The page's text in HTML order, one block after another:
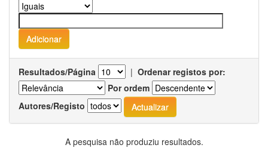
Resultados/Página | Ordenar registos por:
Por ordem
Autores/Registo
A pesquisa não produziu resultados.